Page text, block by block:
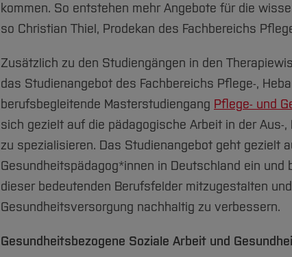
kommen. So entstehen mehr Angebote für die
so Christian Thiel, Prodekan des Fachbereichs
Zusätzlich zu den Studiengängen in den
das Studienangebot des Fachbereichs Pflege-,
berufsbegleitende Masterstudiengang Pflege- und
sich gezielt auf die pädagogische Arbeit in der Aus-
zu spezialisieren. Das Studienangebot geht gezielt
Gesundheitspädagog*innen in Deutschland ein
dieser bedeutenden Berufsfelder mitzugestalten
Gesundheitsversorgung nachhaltig zu verbessern.
Gesundheitsbezogene Soziale Arbeit und